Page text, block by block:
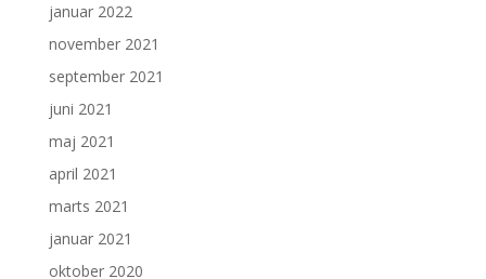
januar 2022
november 2021
september 2021
juni 2021
maj 2021
april 2021
marts 2021
januar 2021
oktober 2020